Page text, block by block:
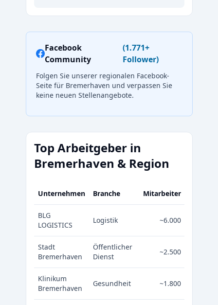
Facebook
Community
(1.771+
Follower)
Folgen Sie unserer regionalen Facebook-
Seite für Bremerhaven und verpassen Sie
keine neuen Stellenangebote.
Top Arbeitgeber in
Bremerhaven & Region
Unternehmen Branche Mitarbeiter
BLG
LOGISTICS
Logistik ~6.000
Stadt
Bremerhaven
Öffentlicher
Dienst
~2.500
Klinikum
Bremerhaven
Gesundheit ~1.800